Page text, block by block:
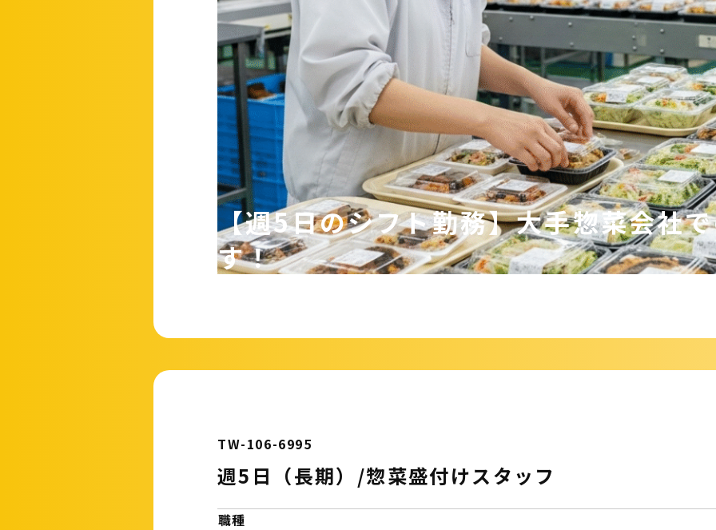
【週5日のシフト勤務】大手惣菜会社
す！
TW-106-6995
週5日（長期）/惣菜盛付けスタッフ
職種